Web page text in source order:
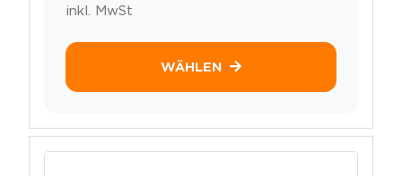
inkl. MwSt
WÄHLEN